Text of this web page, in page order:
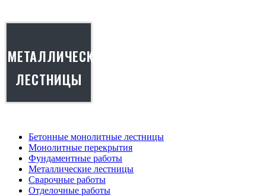
МЕТАЛЛИЧЕСКИЕ
ЛЕСТНИЦЫ
Бетонные монолитные лестницы
Монолитные перекрытия
Фундаментные работы
Металлические лестницы
Сварочные работы
Отделочные работы